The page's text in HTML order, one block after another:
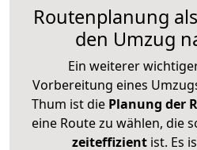
Routenplanung
den Umzug
Ein weiterer
Vorbereitung eines
Thum ist die Planung der
eine Route zu wählen, die
zeiteffizientist. Es